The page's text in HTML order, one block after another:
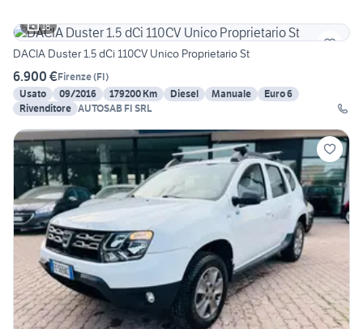
18
DACIA Duster 1.5 dCi 110CV Unico Proprietario St
6.900 €Firenze(FI)
Usato
09/2016 179200 Km Diesel Manuale
Euro 6
Rivenditore AUTOSAB FI SRL